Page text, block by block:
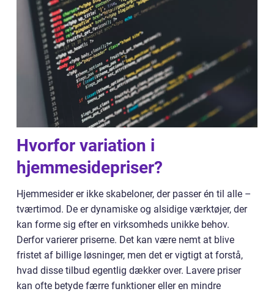
Hvorfor variation i
hjemmesidepriser?
Hjemmesider er ikke skabeloner, der passer én til alle –
tværtimod. De er dynamiske og alsidige værktøjer, der
kan forme sig efter en virksomheds unikke behov.
Derfor varierer priserne. Det kan være nemt at blive
fristet af billige løsninger, men det er vigtigt at forstå,
hvad disse tilbud egentlig dækker over. Lavere priser
kan ofte betyde færre funktioner eller en mindre